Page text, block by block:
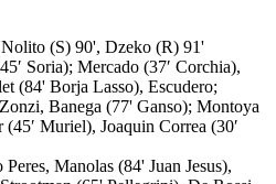
(S) 90', Dzeko (R) 91'
Soria); Mercado (37′ Corchia),
(84' Borja Lasso), Escudero;
Banega (77' Ganso); Montoya
(45′ Muriel), Joaquin Correa (30′
Manolas (84' Juan Jesus),